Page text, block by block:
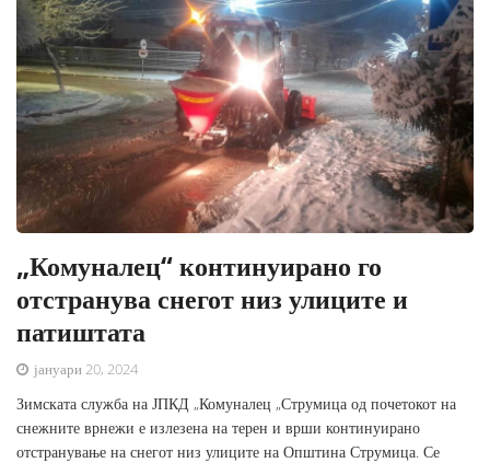
„Комуналец“ континуирано го
отстранува снегот низ улиците и
патиштата
јануари 20, 2024
Зимската служба на ЈПКД „Комуналец „Струмица од почетокот на
снежните врнежи е излезена на терен и врши континуирано
отстранување на снегот низ улиците на Општина Струмица. Се